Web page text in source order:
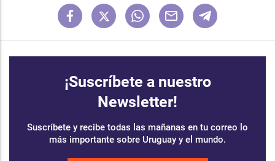
¡Suscríbete a nuestro
Newsletter!
Suscríbete y recibe todas las mañanas en tu correo lo
más importante sobre Uruguay y el mundo.